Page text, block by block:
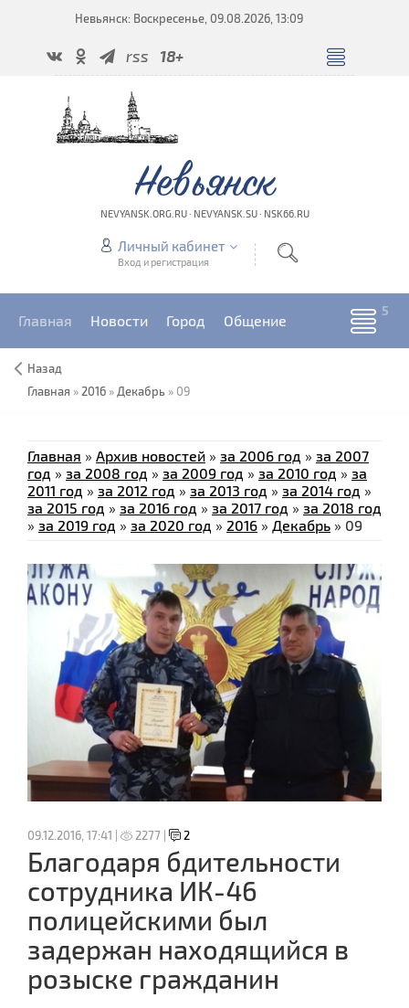
Невьянск: Воскресенье, 09.08.2026, 13:09
rss 18+
Невьянск
NEVYANSK.ORG.RU · NEVYANSK.SU · NSK66.RU
Личный кабинет
Вход и регистрация
Главная Новости Город Общение
Назад
Главная » 2016 » Декабрь » 09
Главная » Архив новостей » за 2006 год » за 2007
год » за 2008 год » за 2009 год » за 2010 год » за
2011 год » за 2012 год » за 2013 год » за 2014 год »
за 2015 год » за 2016 год » за 2017 год » за 2018 год
» за 2019 год » за 2020 год » 2016 » Декабрь » 09
09.12.2016, 17:41 | 2277 | 2
Благодаря бдительности
сотрудника ИК-46
полицейскими был
задержан находящийся в
розыске гражданин